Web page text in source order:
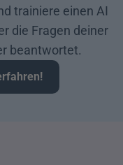
trainiere einen AI
die Fragen deiner
beantwortet.